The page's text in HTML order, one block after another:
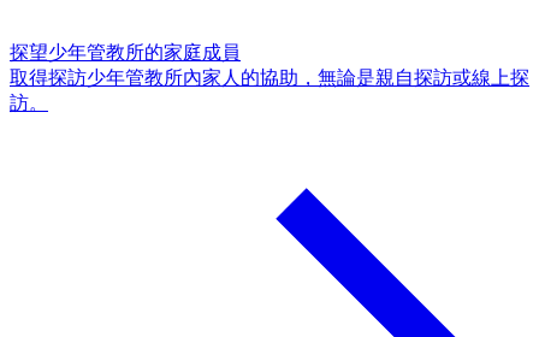
探望少年管教所的家庭成員
取得探訪少年管教所內家人的協助，無論是親自探訪或線上探
訪。